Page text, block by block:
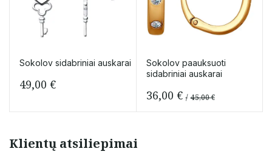
Sokolov sidabriniai auskarai
49,00 €
Sokolov paauksuoti
sidabriniai auskarai
45,00€
36,00 €
Klientų atsiliepimai